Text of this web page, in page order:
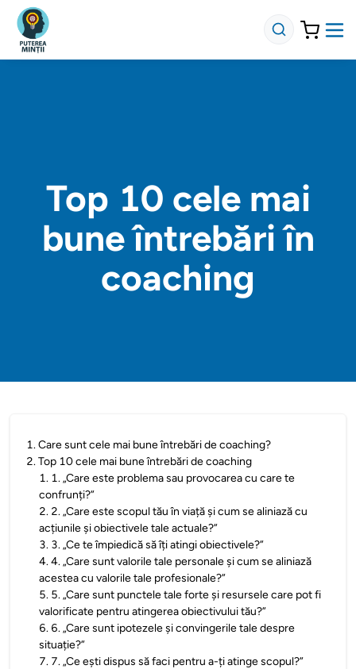
Top 10 cele mai
bune întrebări în
coaching
1.Care sunt cele mai bune întrebări de coaching?
2.Top 10 cele mai bune întrebări de coaching
1. 1. „Care este problema sau provocarea cu care te
confrunți?”
2. 2. „Care este scopul tău în viață și cum se aliniază cu
acțiunile și obiectivele tale actuale?”
3. 3. „Ce te împiedică să îți atingi obiectivele?”
4.4. „Care sunt valorile tale personale și cum se aliniază
acestea cu valorile tale profesionale?”
5. 5. „Care sunt punctele tale forte și resursele care pot fi
valorificate pentru atingerea obiectivului tău?”
6. 6. „Care sunt ipotezele și convingerile tale despre
situație?”
7. 7. „Ce ești dispus să faci pentru a-ți atinge scopul?”